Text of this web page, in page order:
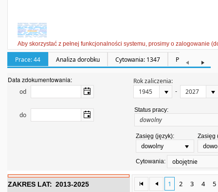
Aby skorzystać z pełnej funkcjonalności systemu, prosimy o zalogowanie
Prace: 44 Analiza dorobku Cytowania: 1347 Promotorstwa:
Data zdokumentowania:
od
Rok zaliczenia:
-
do
Status pracy:
Zasięg (język):
dowolny
Zasięg
Cytowania: obojętnie
ZAKRES LAT: 2013-2025 1 2 3 4 5